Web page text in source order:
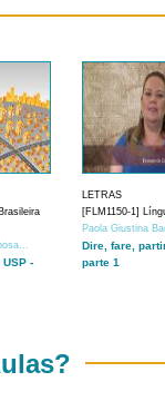
-
LETRAS
[FLM1150-1]
Paola Giustina
Dire, fare,
parte 1